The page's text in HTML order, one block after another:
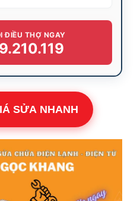
ĐIỀU THỢ NGAY
SỬA NHANH